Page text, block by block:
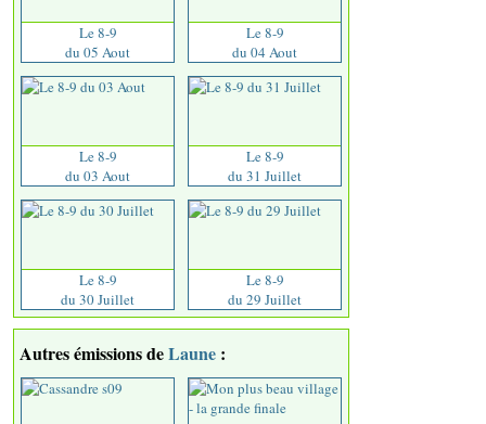
Le 8-9
du 05 Aout
Le 8-9
du 04 Aout
Le 8-9
du 03 Aout
Le 8-9
du 31 Juillet
Le 8-9
du 30 Juillet
Le 8-9
du 29 Juillet
Autres émissions deLaune :